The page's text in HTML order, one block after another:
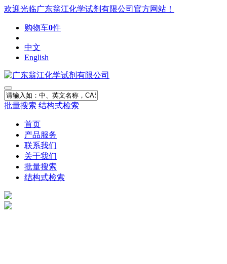
欢迎光临广东翁江化学试剂有限公司官方网站！
购物车0件
中文
English
批量搜索 结构式检索
首页
产品服务
联系我们
关于我们
批量搜索
结构式检索